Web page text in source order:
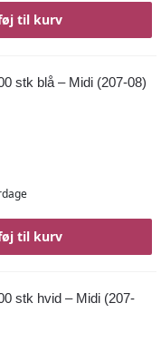
til kurv
stk blå – Midi (207-08)
til kurv
stk hvid – Midi (207-